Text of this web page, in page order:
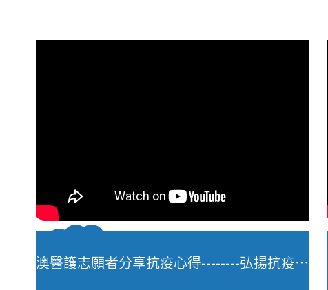
澳醫護志願者分享抗疫心得--------弘揚抗疫精神 踐行醫護使命